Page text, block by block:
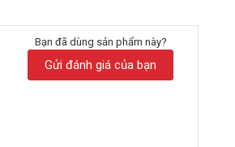
MTL41100
Bạn đã dùng sản phẩm này?
Gửi đánh giá của bạn